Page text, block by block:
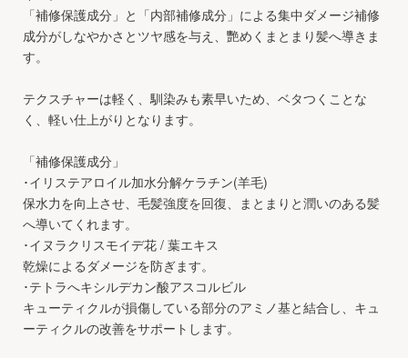
「補修保護成分」と「内部補修成分」による集中ダメージ補修
成分がしなやかさとツヤ感を与え、艷めくまとまり髪へ導きま
す。
テクスチャーは軽く、馴染みも素早いため、ベタつくことな
く、軽い仕上がりとなります。
「補修保護成分」
･イリステアロイル加水分解ケラチン(羊毛)
保水力を向上させ、毛髪強度を回復、まとまりと潤いのある髪
へ導いてくれます。
･イヌラクリスモイデ花 / 葉エキス
乾燥によるダメージを防ぎます。
･テトラへキシルデカン酸アスコルビル
キューティクルが損傷している部分のアミノ基と結合し、キュ
ーティクルの改善をサポートします。